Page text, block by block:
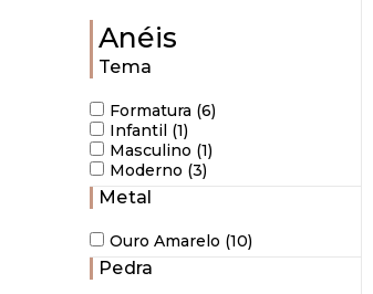
Anéis
Tema
Formatura (6)
Infantil (1)
Masculino (1)
Moderno (3)
Metal
Ouro Amarelo (10)
Pedra